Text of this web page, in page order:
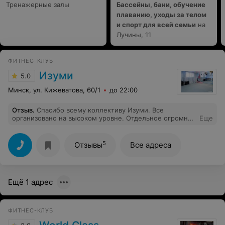
Тренажерные залы
Бассейны, бани, обучение
плаванию, уходы за телом
и спорт для всей семьи на
Лучины, 11
ФИТНЕС-КЛУБ
5.0 Изуми
Минск, ул. Кижеватова, 60/1 до 22:00
Отзыв. Спасибо всему коллективу Изуми. Все
организовано на высоком уровне. Отдельное огромное
крыльях на тренировки. И вижу результат!
Еще
Отзывы5 Все адреса
Ещё 1 адрес
ФИТНЕС-КЛУБ